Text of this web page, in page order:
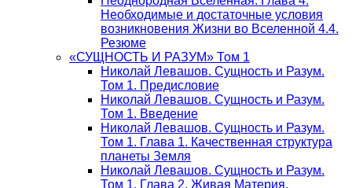
Необходимые и достаточные условия
возникновения Жизни во Вселенной 4.4.
Резюме
«СУЩНОСТЬ И РАЗУМ» Том 1
Николай Левашов. Сущность и Разум.
Том 1. Предисловие
Николай Левашов. Сущность и Разум.
Том 1. Введение
Николай Левашов. Сущность и Разум.
Том 1. Глава 1. Качественная структура
планеты Земля
Николай Левашов. Сущность и Разум.
Том 1. Глава 2. Живая Материя.